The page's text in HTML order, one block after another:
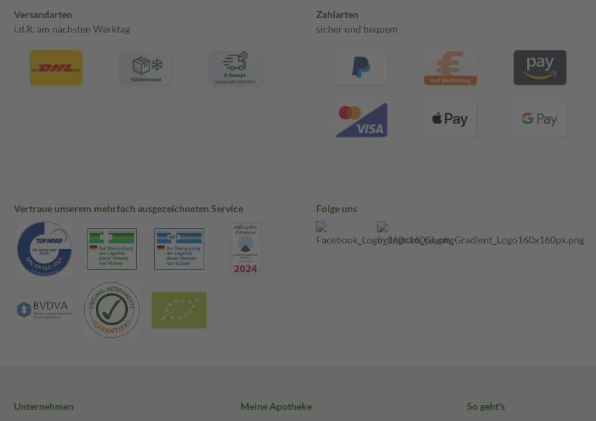
Versandarten
i.d.R. am nächsten Werktag
Zahlarten
sicher und bequem
Vertraue unserem mehrfach ausgezeichneten Service Folge uns
Unternehmen
Meine Apotheke
So geht's